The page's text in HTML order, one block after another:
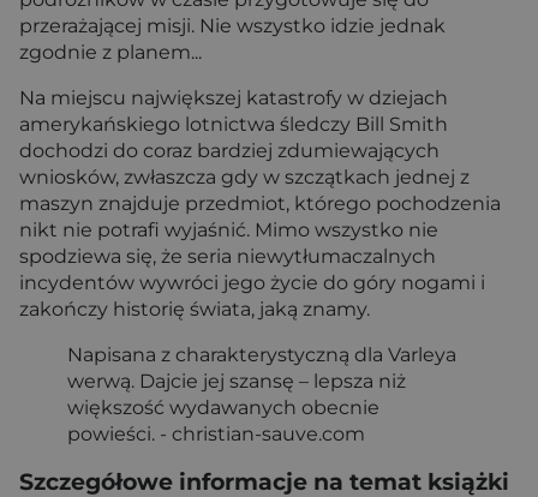
przerażającej misji. Nie wszystko idzie jednak
zgodnie z planem...
Na miejscu największej katastrofy w dziejach
amerykańskiego lotnictwa śledczy Bill Smith
dochodzi do coraz bardziej zdumiewających
wniosków, zwłaszcza gdy w szczątkach jednej z
maszyn znajduje przedmiot, którego pochodzenia
nikt nie potrafi wyjaśnić. Mimo wszystko nie
spodziewa się, że seria niewytłumaczalnych
incydentów wywróci jego życie do góry nogami i
zakończy historię świata, jaką znamy.
Napisana z charakterystyczną dla Varleya
werwą. Dajcie jej szansę – lepsza niż
większość wydawanych obecnie
powieści. - christian-sauve.com
Szczegółowe informacje na temat książki